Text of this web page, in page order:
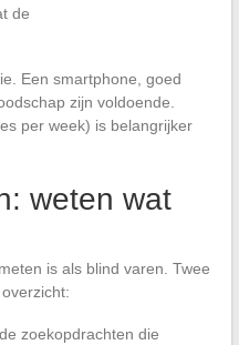
de
Een smartphone, goed
zijn voldoende.
per week) is belangrijker
weten wat
is als blind varen. Twee
zoekopdrachten die